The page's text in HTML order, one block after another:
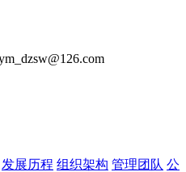
发展历程 组织架构 管理团队 公